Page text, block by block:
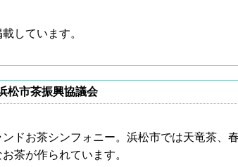
しています。
松市茶振興協議会
ドお茶シンフォニー。浜松市では天竜茶、
茶が作られています。